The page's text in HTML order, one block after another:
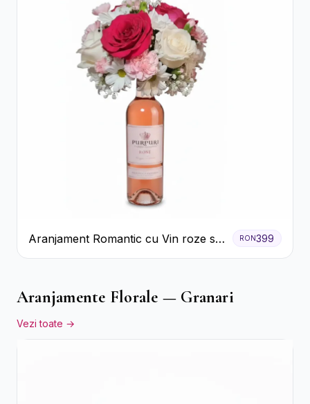
Aranjament Romantic cu Vin roze si
Flori pastel
RON399
Aranjamente Florale — Granari
Vezi toate →